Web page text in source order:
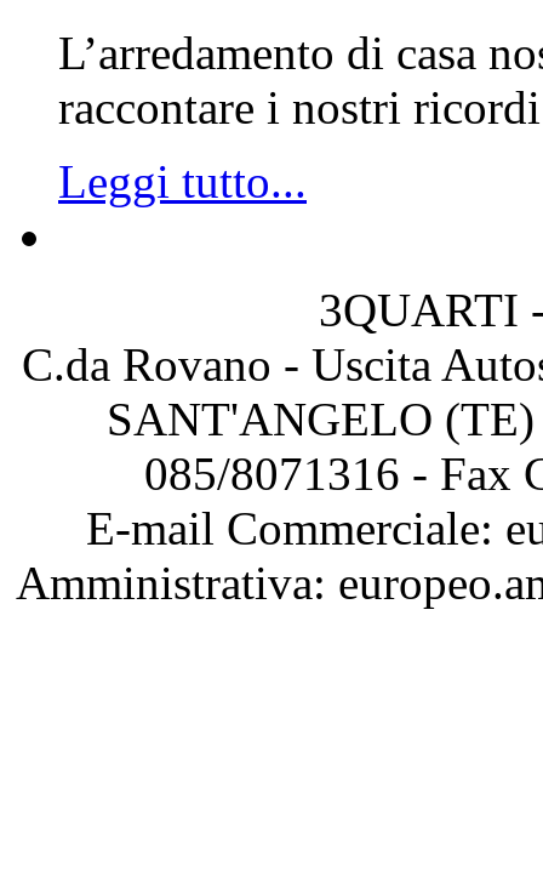
L’arredamento di casa
raccontare i nostri
Leggi tutto...
3QUARTI
C.da Rovano - Uscita
SANT'ANGELO (TE)
085/8071316 - Fax
E-mail Commerciale:
Amministrativa: